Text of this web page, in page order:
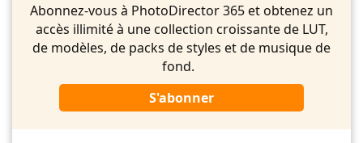
Abonnez-vous à PhotoDirector 365 et obtenez un
accès illimité à une collection croissante de LUT,
de modèles, de packs de styles et de musique de
fond.
S'abonner